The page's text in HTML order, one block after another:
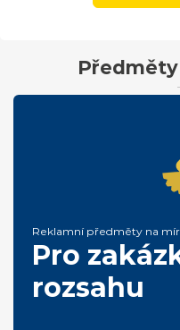
Reklamní předměty na
Pro
rozsahu